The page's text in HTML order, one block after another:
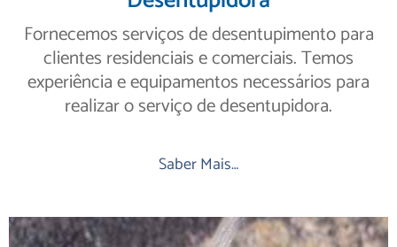
Fornecemos serviços de desentupimento para
clientes residenciais e comerciais. Temos
experiência e equipamentos necessários para
realizar o serviço de desentupidora.
Saber Mais…